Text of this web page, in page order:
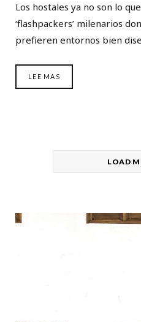
Los hostales ya no son lo
‘flashpackers’ milenarios
prefieren entornos bien
LEE MAS
LOAD